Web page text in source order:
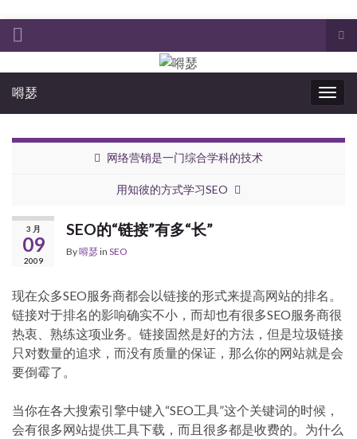
嘚瑟
网络营销是一门综合学科的技术
用知彼的方式学习SEO
3 月
09
2009
SEO的“链接”有多“长”
By嘚瑟 in SEO
现在众多SEO服务商都会以链接的形式来提高网站的排名。
链接对于排名的影响确实不小，而却也有很多SEO服务商很
热衷、熟练这项业务。链接固然是好的方法，但是垃圾链接
只对数量的追求，而没有质量的保证，那么你的网站就是会
要倒霉了。
当你在各大搜索引擎中键入“SEO工具”这个关键词的时候，
会有很多网站提供工具下载，而且很多都是收费的。为什么